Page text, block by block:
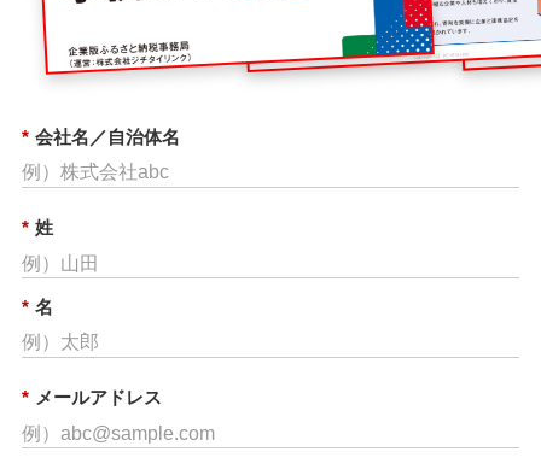
* 会社名／自治体名
* 姓
* 名
* メールアドレス